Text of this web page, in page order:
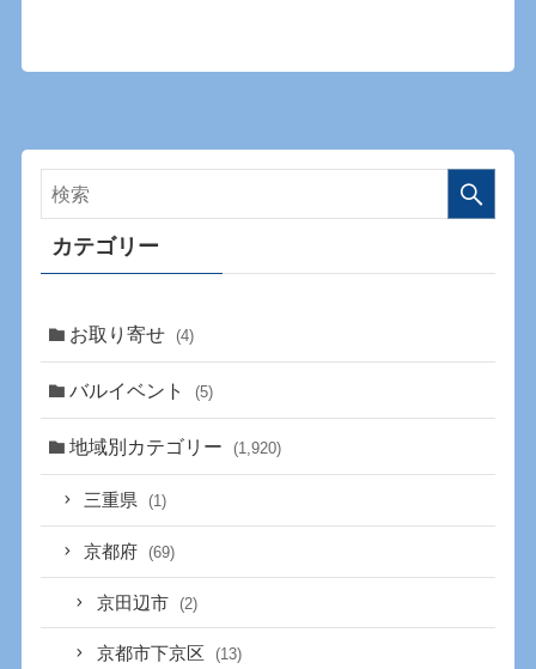
カテゴリー
お取り寄せ (4)
バルイベント (5)
地域別カテゴリー (1,920)
三重県 (1)
京都府 (69)
京田辺市 (2)
京都市下京区 (13)